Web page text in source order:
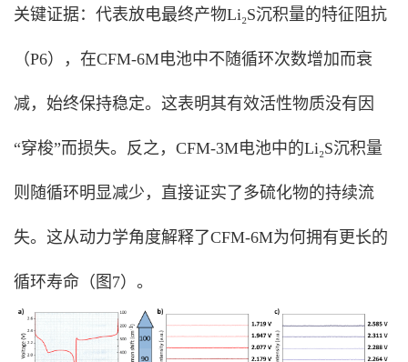
关键证据：代表放电最终产物Li₂S沉积量的特征阻抗
（P6），在CFM-6M电池中不随循环次数增加而衰
减，始终保持稳定。这表明其有效活性物质没有因
“穿梭”而损失。反之，CFM-3M电池中的Li₂S沉积量
则随循环明显减少，直接证实了多硫化物的持续流
失。这从动力学角度解释了CFM-6M为何拥有更长的
循环寿命（图7）。